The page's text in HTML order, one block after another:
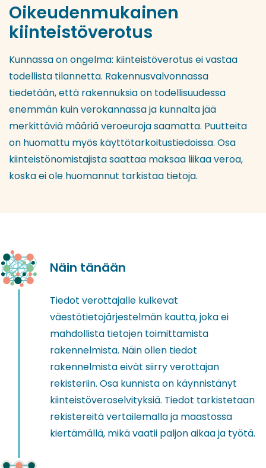
Oikeudenmukainen
kiinteistöverotus
Kunnassa on ongelma: kiinteistöverotus ei vastaa
todellista tilannetta. Rakennusvalvonnassa
tiedetään, että rakennuksia on todellisuudessa
enemmän kuin verokannassa ja kunnalta jää
merkittäviä määriä veroeuroja saamatta. Puutteita
on huomattu myös käyttötarkoitustiedoissa. Osa
kiinteistönomistajista saattaa maksaa liikaa veroa,
koska ei ole huomannut tarkistaa tietoja.
Näin tänään
Tiedot verottajalle kulkevat
väestötietojärjestelmän kautta, joka ei
mahdollista tietojen toimittamista
rakennelmista. Näin ollen tiedot
rakennelmista eivät siirry verottajan
rekisteriin. Osa kunnista on käynnistänyt
kiinteistöveroselvityksiä. Tiedot tarkistetaan
rekistereitä vertailemalla ja maastossa
kiertämällä, mikä vaatii paljon aikaa ja työtä.